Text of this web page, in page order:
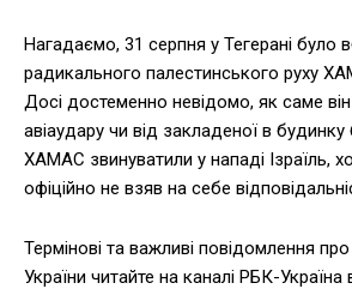
Нагадаємо, 31 серпня у Тегерані було
радикального палестинського руху
Досі достеменно невідомо, як саме він
авіаудару чи від закладеної в будинку
ХАМАС звинуватили у нападі Ізраїль,
офіційно не взяв на себе
Термінові та важливі повідомлення про
України читайте на каналі РБК-Україна